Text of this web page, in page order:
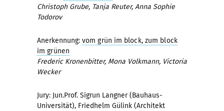
Christoph Grube, Tanja Reuter, Anna Sophie
Todorov
Anerkennung: vom grün im block, zum block
im grünen
Frederic Kronenbitter, Mona Volkmann, Victoria
Wecker
Jury: Jun.Prof. Sigrun Langner (Bauhaus-
Universität), Friedhelm Gülink (Architekt